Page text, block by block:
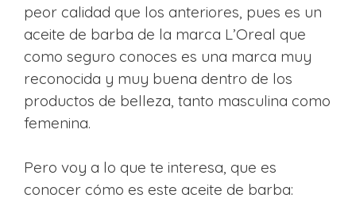
peor calidad que los anteriores, pues es un
aceite de barba de la marca L’Oreal que
como seguro conoces es una marca muy
reconocida y muy buena dentro de los
productos de belleza, tanto masculina como
femenina.
Pero voy a lo que te interesa, que es
conocer cómo es este aceite de barba: